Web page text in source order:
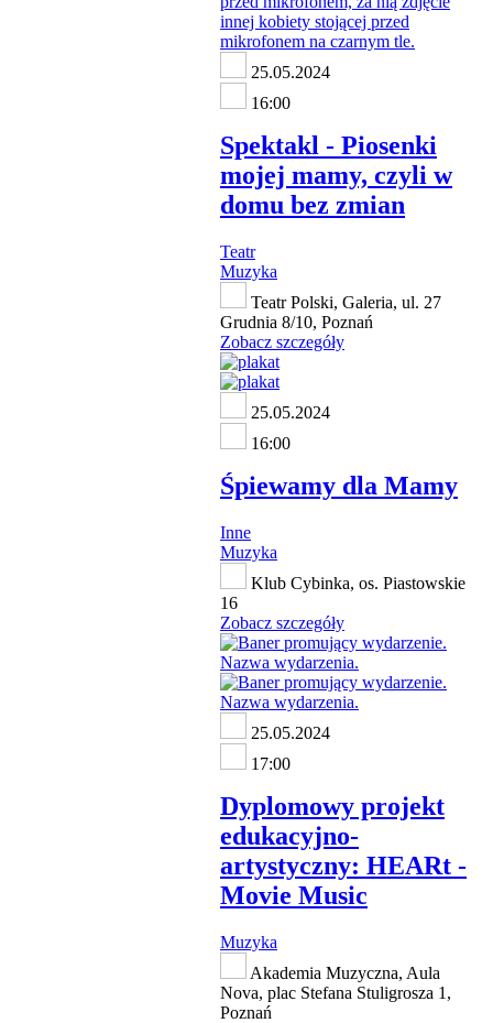
25.05.2024
16:00
Spektakl - Piosenki
mojej mamy, czyli w
domu bez zmian
Teatr
Muzyka
Teatr Polski, Galeria, ul. 27
Grudnia 8/10, Poznań
Zobacz szczegóły
25.05.2024
16:00
Śpiewamy dla Mamy
Inne
Muzyka
Klub Cybinka, os. Piastowskie
16
Zobacz szczegóły
25.05.2024
17:00
Dyplomowy projekt
edukacyjno-
artystyczny: HEARt -
Movie Music
Muzyka
Akademia Muzyczna, Aula
Nova, plac Stefana Stuligrosza 1,
Poznań